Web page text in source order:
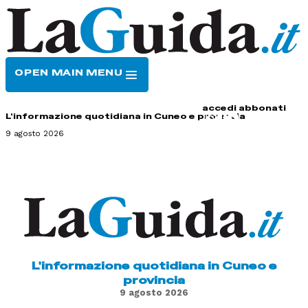
OPEN MAIN MENU
accedi abbonati
L'informazione quotidiana in Cuneo e provincia
9 agosto 2026
L'informazione quotidiana in Cuneo e
provincia
9 agosto 2026